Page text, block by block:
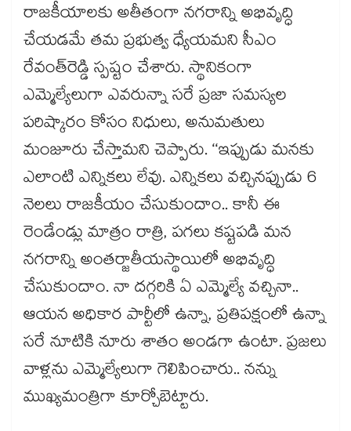
రాజకీయాలకు అతీతంగా నగరాన్ని అభివృద్ధి
చేయడమే తమ ప్రభుత్వ ధ్యేయమని సీఎం
రేవంత్‌‌రెడ్డి స్పష్టం చేశారు. స్థానికంగా
ఎమ్మెల్యేలుగా ఎవరున్నా సరే ప్రజా సమస్యల
పరిష్కారం కోసం నిధులు, అనుమతులు
మంజూరు చేస్తామని చెప్పారు. ‘‘ఇప్పుడు మనకు
ఎలాంటి ఎన్నికలు లేవు. ఎన్నికలు వచ్చినప్పుడు 6
నెలలు రాజకీయం చేసుకుందాం.. కానీ ఈ
రెండేండ్లు మాత్రం రాత్రి, పగలు కష్టపడి మన
నగరాన్ని అంతర్జాతీయస్థాయిలో అభివృద్ధి
చేసుకుందాం. నా దగ్గరికి ఏ ఎమ్మెల్యే వచ్చినా..
ఆయన అధికార పార్టీలో ఉన్నా, ప్రతిపక్షంలో ఉన్నా
సరే నూటికి నూరు శాతం అండగా ఉంటా. ప్రజలు
వాళ్లను ఎమ్మెల్యేలుగా గెలిపించారు.. నన్ను
ముఖ్యమంత్రిగా కూర్చోబెట్టారు.